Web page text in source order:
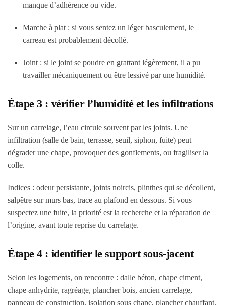
manque d’adhérence ou vide.
Marche à plat : si vous sentez un léger basculement, le
carreau est probablement décollé.
Joint : si le joint se poudre en grattant légèrement, il a pu
travailler mécaniquement ou être lessivé par une humidité.
Étape 3 : vérifier l’humidité et les infiltrations
Sur un carrelage, l’eau circule souvent par les joints. Une
infiltration (salle de bain, terrasse, seuil, siphon, fuite) peut
dégrader une chape, provoquer des gonflements, ou fragiliser la
colle.
Indices : odeur persistante, joints noircis, plinthes qui se décollent,
salpêtre sur murs bas, trace au plafond en dessous. Si vous
suspectez une fuite, la priorité est la recherche et la réparation de
l’origine, avant toute reprise du carrelage.
Étape 4 : identifier le support sous-jacent
Selon les logements, on rencontre : dalle béton, chape ciment,
chape anhydrite, ragréage, plancher bois, ancien carrelage,
panneau de construction, isolation sous chape, plancher chauffant.